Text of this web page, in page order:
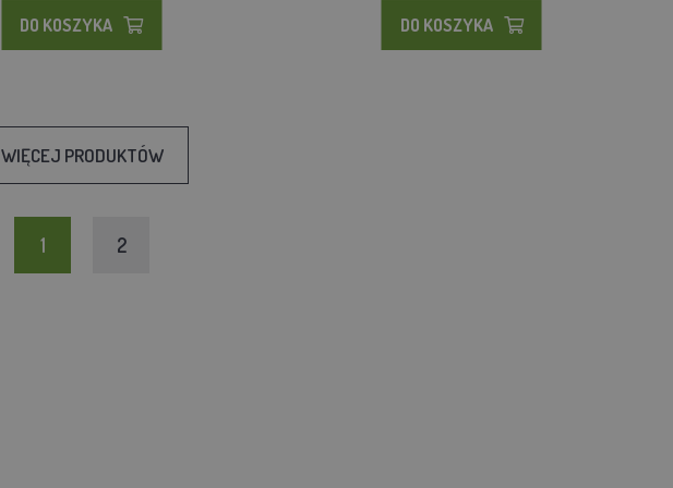
DO KOSZYKA DO KOSZYKA
WIĘCEJ PRODUKTÓW
1 2